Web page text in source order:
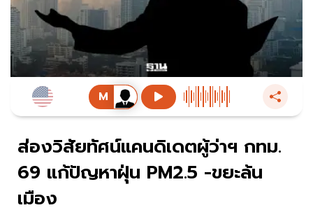
ส่องวิสัยทัศน์แคนดิเดตผู้ว่าฯ กทม.
69 แก้ปัญหาฝุ่น PM2.5 -ขยะล้น
เมือง